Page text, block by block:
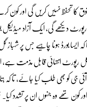
کا تحفظ نہیں کریں گی اور
دیکھے گی، ایک آزاد میڈیکل
بورڈ ہونا چاہیے جس پر شہباز
رپورٹ انتہائی قابل مذمت ہے،
کو بھی طلب کیا جائے، تا کہ
کون تھے وہ جنہوں ان پر تشدد